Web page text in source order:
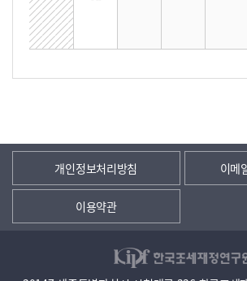
개인정보처리방침 이메
이용약관